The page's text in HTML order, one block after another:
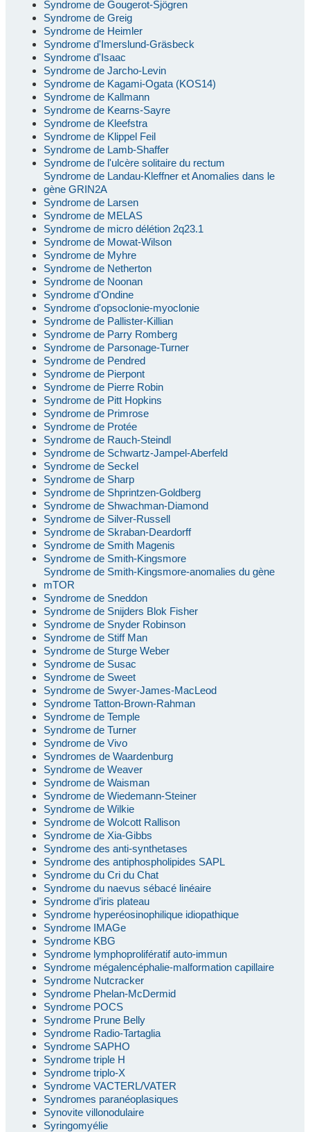
Syndrome de Gougerot-Sjögren
Syndrome de Greig
Syndrome de Heimler
Syndrome d'Imerslund-Gräsbeck
Syndrome d'Isaac
Syndrome de Jarcho-Levin
Syndrome de Kagami-Ogata (KOS14)
Syndrome de Kallmann
Syndrome de Kearns-Sayre
Syndrome de Kleefstra
Syndrome de Klippel Feil
Syndrome de Lamb-Shaffer
Syndrome de l'ulcère solitaire du rectum
Syndrome de Landau-Kleffner et Anomalies dans le
gène GRIN2A
Syndrome de Larsen
Syndrome de MELAS
Syndrome de micro délétion 2q23.1
Syndrome de Mowat-Wilson
Syndrome de Myhre
Syndrome de Netherton
Syndrome de Noonan
Syndrome d'Ondine
Syndrome d'opsoclonie-myoclonie
Syndrome de Pallister-Killian
Syndrome de Parry Romberg
Syndrome de Parsonage-Turner
Syndrome de Pendred
Syndrome de Pierpont
Syndrome de Pierre Robin
Syndrome de Pitt Hopkins
Syndrome de Primrose
Syndrome de Protée
Syndrome de Rauch-Steindl
Syndrome de Schwartz-Jampel-Aberfeld
Syndrome de Seckel
Syndrome de Sharp
Syndrome de Shprintzen-Goldberg
Syndrome de Shwachman-Diamond
Syndrome de Silver-Russell
Syndrome de Skraban-Deardorff
Syndrome de Smith Magenis
Syndrome de Smith-Kingsmore
Syndrome de Smith-Kingsmore-anomalies du gène
mTOR
Syndrome de Sneddon
Syndrome de Snijders Blok Fisher
Syndrome de Snyder Robinson
Syndrome de Stiff Man
Syndrome de Sturge Weber
Syndrome de Susac
Syndrome de Sweet
Syndrome de Swyer-James-MacLeod
Syndrome Tatton-Brown-Rahman
Syndrome de Temple
Syndrome de Turner
Syndrome de Vivo
Syndromes de Waardenburg
Syndrome de Weaver
Syndrome de Waisman
Syndrome de Wiedemann-Steiner
Syndrome de Wilkie
Syndrome de Wolcott Rallison
Syndrome de Xia-Gibbs
Syndrome des anti-synthetases
Syndrome des antiphospholipides SAPL
Syndrome du Cri du Chat
Syndrome du naevus sébacé linéaire
Syndrome d’iris plateau
Syndrome hyperéosinophilique idiopathique
Syndrome IMAGe
Syndrome KBG
Syndrome lymphoprolifératif auto-immun
Syndrome mégalencéphalie-malformation capillaire
Syndrome Nutcracker
Syndrome Phelan-McDermid
Syndrome POCS
Syndrome Prune Belly
Syndrome Radio-Tartaglia
Syndrome SAPHO
Syndrome triple H
Syndrome triplo-X
Syndrome VACTERL/VATER
Syndromes paranéoplasiques
Synovite villonodulaire
Syringomyélie